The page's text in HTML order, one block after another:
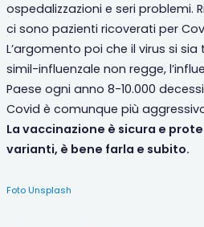
ospedalizzazioni e seri problemi.
ci sono pazienti ricoverati per
L’argomento poi che il virus si
simil-influenzale non regge,
Paese ogni anno 8-10.000
Covid è comunque più
La vaccinazione è sicura e
varianti, è bene farla e subito.
Foto Unsplash